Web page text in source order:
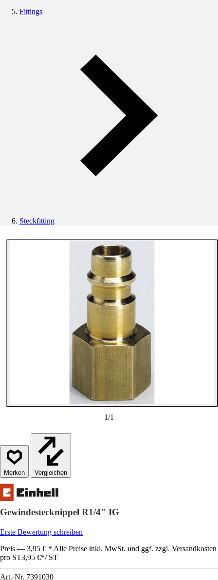
Fittings
Steckfitting
1/1
Vergleichen
Gewindestecknippel R1/4" IG
Erste Bewertung schreiben
Preis — 3,95 € * Alle Preise inkl. MwSt. und ggf. zzgl. Versandkosten
pro ST3,95 €*/ ST
Art.-Nr. 7391030